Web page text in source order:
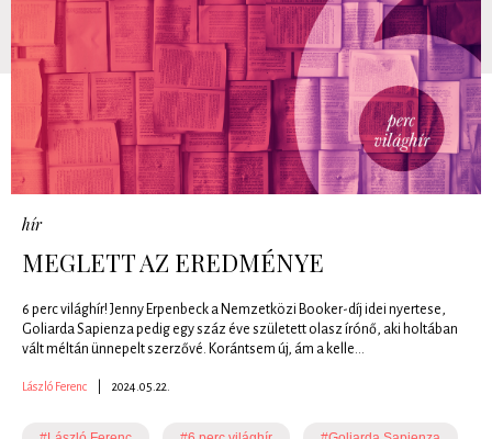
hír
MEGLETT AZ EREDMÉNYE
6 perc világhír! Jenny Erpenbeck a Nemzetközi Booker-díj idei nyertese,
Goliarda Sapienza pedig egy száz éve született olasz írónő, aki holtában
vált méltán ünnepelt szerzővé. Korántsem új, ám a kelle...
László Ferenc 2024.05.22.